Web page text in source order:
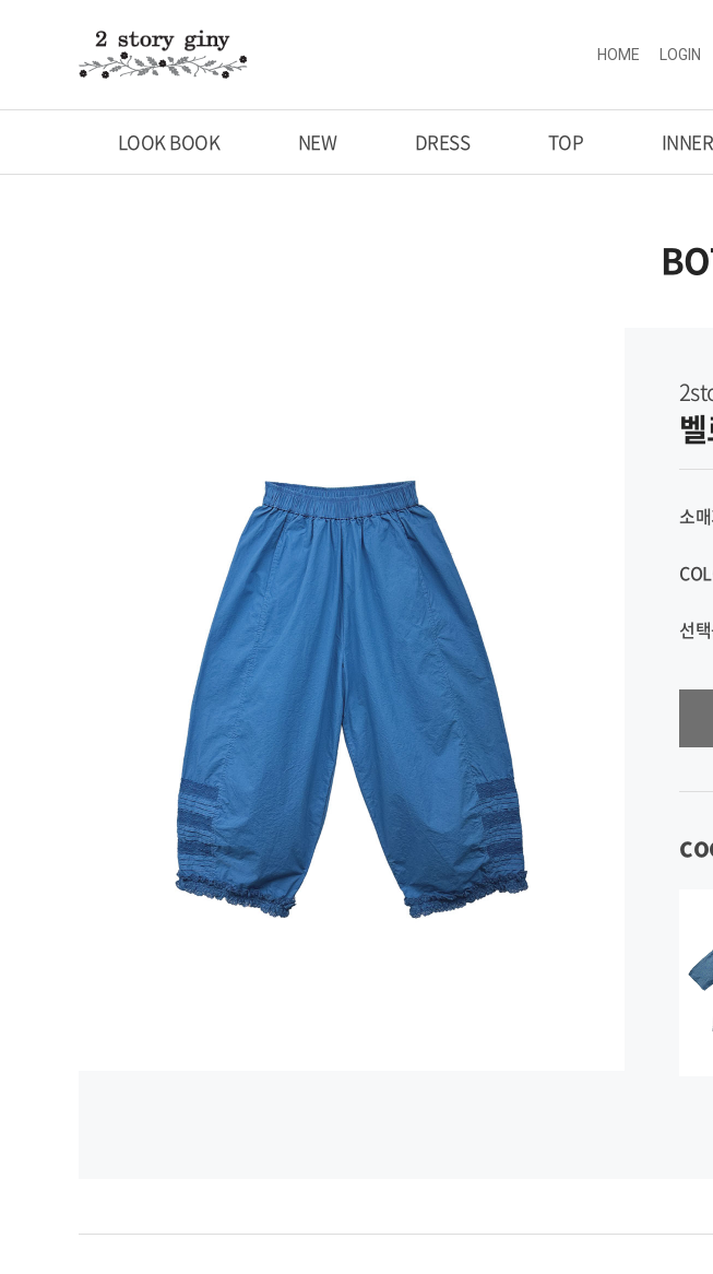
HOME LOGIN
LOOK BOOK NEW DRESS TOP INNER
소
선